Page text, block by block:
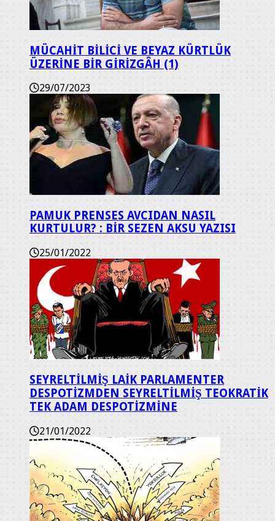
MÜCAHİT BİLİCİ VE BEYAZ KÜRTLÜK
ÜZERİNE BİR GİRİZGÂH (1)
29/07/2023
PAMUK PRENSES AVCIDAN NASIL
KURTULUR? : BİR SEZEN AKSU YAZISI
25/01/2022
SEYRELTİLMİŞ LAİK PARLAMENTER
DESPOTİZMDEN SEYRELTİLMİŞ TEOKRATİK
TEK ADAM DESPOTİZMİNE
21/01/2022